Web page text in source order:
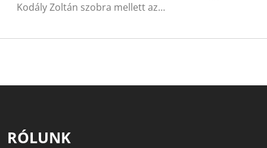
Kodály Zoltán szobra mellett az…
RÓLUNK